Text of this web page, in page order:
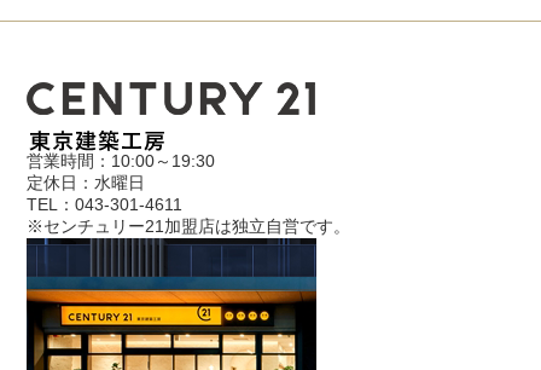
営業時間：10:00～19:30
定休日：水曜日
TEL：043-301-4611
※センチュリー21加盟店は独立自営です。